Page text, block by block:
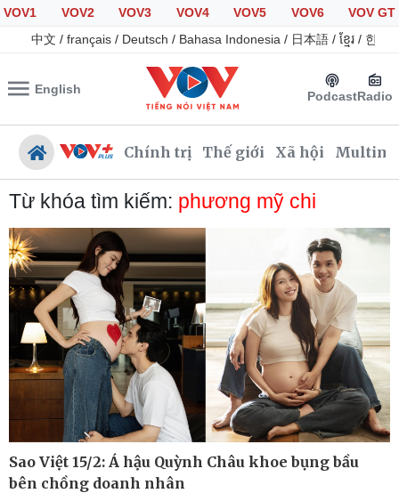
VOV1 VOV2 VOV3 VOV4 VOV5 VOV6
VOV GT
中文 / français / Deutsch / Bahasa Indonesia / 日本語 / ខ្មែរ / 한국
English PodcastRadio
Chính trị Thế giới Xã hội
Chính trị
Đảng
Tổ chức nhân sự
Quốc hội
Nhận diện sự thật
Giáo dục
Dự báo thời tiết
Dấu ấn VOV
Việc làm
Biển đảo
Từ khóa tìm kiếm: phương mỹ chi
Sao Việt 15/2: Á hậu Quỳnh Châu khoe bụng bầu
bên chồng doanh nhân